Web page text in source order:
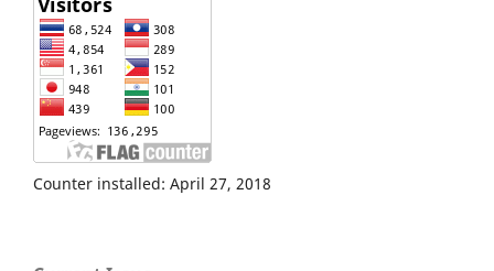
Counter installed: April 27, 2018